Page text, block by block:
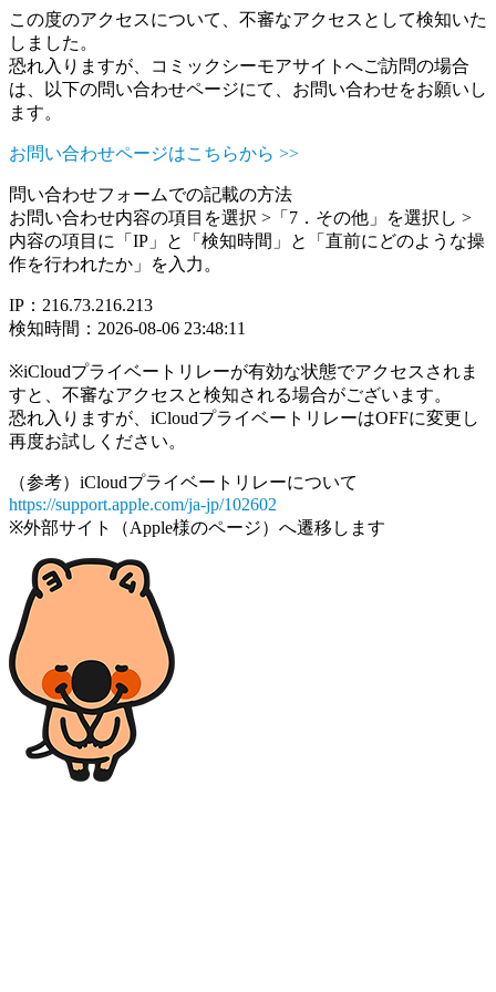
この度のアクセスについて、不審なアクセスとして検知いた
しました。
恐れ入りますが、コミックシーモアサイトへご訪問の場合
は、以下の問い合わせページにて、お問い合わせをお願いし
ます。
お問い合わせページはこちらから >>
問い合わせフォームでの記載の方法
お問い合わせ内容の項目を選択 >「7．その他」を選択し >
内容の項目に「IP」と「検知時間」と「直前にどのような操
作を行われたか」を入力。
IP：216.73.216.213
検知時間：2026-08-06 23:48:11
※iCloudプライベートリレーが有効な状態でアクセスされま
すと、不審なアクセスと検知される場合がございます。
恐れ入りますが、iCloudプライベートリレーはOFFに変更し
再度お試しください。
（参考）iCloudプライベートリレーについて
https://support.apple.com/ja-jp/102602
※外部サイト（Apple様のページ）へ遷移します